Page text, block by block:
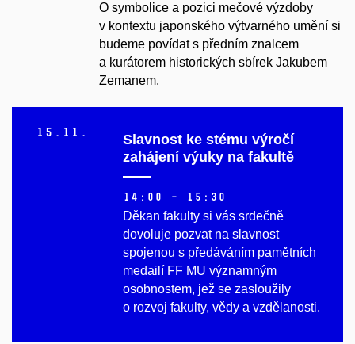
O symbolice a pozici mečové výzdoby
v kontextu japonského výtvarného umění si
budeme povídat s předním znalcem
a kurátorem historických sbírek Jakubem
Zemanem.
15. 11.
Slavnost ke stému výročí
zahájení výuky na fakultě
14:00 – 15:30
Děkan fakulty si vás srdečně
dovoluje pozvat na slavnost
spojenou s předáváním pamětních
medailí FF MU významným
osobnostem, jež se zasloužily
o rozvoj fakulty, vědy a vzdělanosti.